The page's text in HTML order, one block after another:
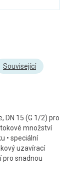
Související
DN 15 (G 1/2) pro
množství
• speciální
uzavírací
pro snadnou